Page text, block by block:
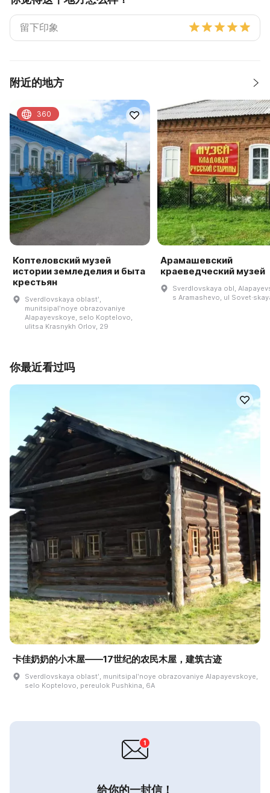
附近的地方
Коптеловский музей
истории земледелия и быта
крестьян
Sverdlovskaya oblastʹ,
munitsipalʹnoye obrazovaniye
Alapayevskoye, selo Koptelovo,
ulitsa Krasnykh Orlov, 29
360
Арамашевский
краеведческий музей
Sverdlovskaya obl,
s Aramashevo, ul
你最近看过吗
卡佳奶奶的小木屋——17世纪的农民木屋，建筑古迹
Sverdlovskaya oblastʹ, munitsipalʹnoye obrazovaniye Alapayevskoye,
selo Koptelovo, pereulok Pushkina, 6A
给你的一封信！